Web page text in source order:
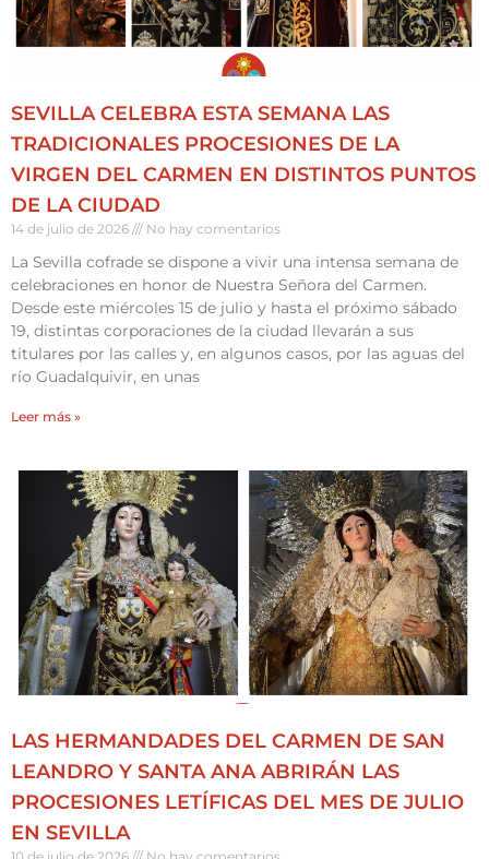
SEVILLA CELEBRA ESTA SEMANA LAS
TRADICIONALES PROCESIONES DE LA
VIRGEN DEL CARMEN EN DISTINTOS PUNTOS
DE LA CIUDAD
14 de julio de 2026 No hay comentarios
La Sevilla cofrade se dispone a vivir una intensa semana de
celebraciones en honor de Nuestra Señora del Carmen.
Desde este miércoles 15 de julio y hasta el próximo sábado
19, distintas corporaciones de la ciudad llevarán a sus
titulares por las calles y, en algunos casos, por las aguas del
río Guadalquivir, en unas
Leer más »
LAS HERMANDADES DEL CARMEN DE SAN
LEANDRO Y SANTA ANA ABRIRÁN LAS
PROCESIONES LETÍFICAS DEL MES DE JULIO
EN SEVILLA